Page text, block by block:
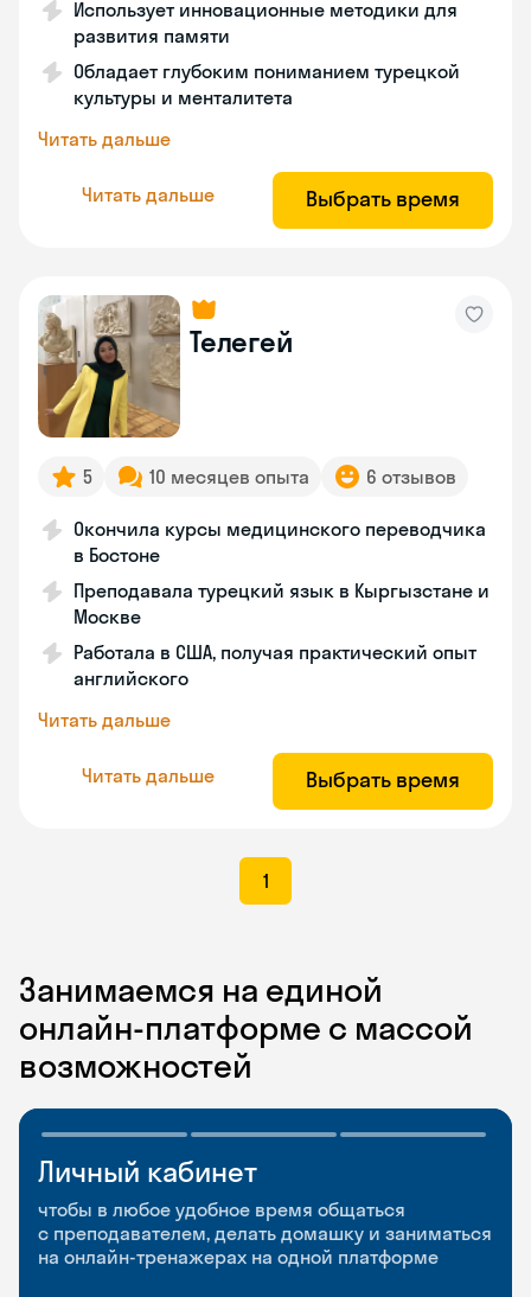
Использует инновационные методики для
развития памяти
Обладает глубоким пониманием турецкой
культуры и менталитета
Читать дальше
Читать дальше Выбрать время
Телегей
5 10 месяцев опыта 6 отзывов
Окончила курсы медицинского переводчика
в Бостоне
Преподавала турецкий язык в Кыргызстане и
Москве
Работала в США, получая практический опыт
английского
Читать дальше
Читать дальше Выбрать время
1
Занимаемся на единой
онлайн-платформе с массой
возможностей
Личный кабинет
чтобы в любое удобное время общаться
с преподавателем, делать домашку и заниматься
на онлайн-тренажерах на одной платформе
Мобильное
приложение
чтобы заниматься и изучать новые слова где
и когда удобно
Разговорные клубы
и Talks
Групповые занятия для разговорной практики
и индивидуальные встречи с преподавателями